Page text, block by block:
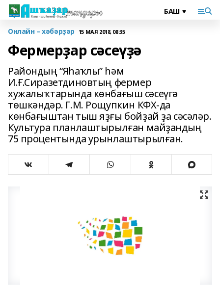
Онлайн – хәбәрҙәр 15 МАЯ 2018, 08:35
Фермерҙар сәсеүҙә
Райондың “Яһаҡлы” һәм
И.Ғ.Сиразетдиновтың фермер
хужалыҡтарында көнбағыш сәсеүгә
төшкәндәр. Г.М. Рощупкин КФХ-да
көнбағыштан тыш яҙғы бойҙай ҙа сәсәләр.
Культура планлаштырылған майҙандың
75 процентында урынлаштырылған.